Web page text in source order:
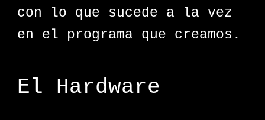
con lo que sucede a la vez
en el programa que creamos.
El Hardware